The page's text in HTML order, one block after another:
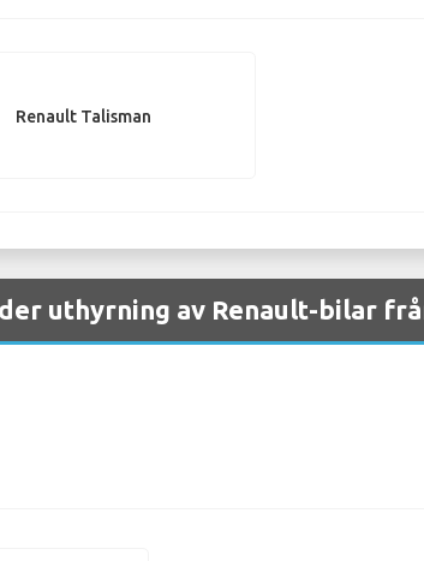
Renault Talisman
uthyrning av Renault-bilar